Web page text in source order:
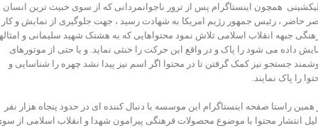
همچون اینستاگرام پس از ترور ناجوانمردانی که از سوی خبیث ترین انسان
حاضر ، رئیس جمهور رژیم امریکا به شهادت رسید ، جهت جلوگیری از نمایش و کار
جبهه انقلاب اسلامی تلاش نمود محتواهایی که به هشتک شهید سلیمانی و
داده می شود را پاک و در واقع این حرکت را خنثی نماید. و یا حتی از موتورهای
جستجو نیز کمک گرفتن تا در محتوا اگر اسم نیز پیدا نشد چهره را شناسایی و
را پاک نمایند.
همین راستا صفحه اینستاگرام این موسسه با دنبال کننده ای در حدود پنجاه هزار نفر
انتشار محتوا با موضوع محصولات فرهنگی پیرامون شهدا و انقلاب اسلامی از